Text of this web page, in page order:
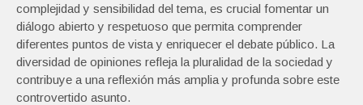
complejidad y sensibilidad del tema, es crucial fomentar un
diálogo abierto y respetuoso que permita comprender
diferentes puntos de vista y enriquecer el debate público. La
diversidad de opiniones refleja la pluralidad de la sociedad y
contribuye a una reflexión más amplia y profunda sobre este
controvertido asunto.